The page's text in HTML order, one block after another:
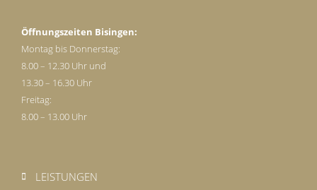
Öffnungszeiten Bisingen:
Montag bis Donnerstag:
8.00 – 12.30 Uhr und
13.30 – 16.30 Uhr
Freitag:
8.00 – 13.00 Uhr
LEISTUNGEN